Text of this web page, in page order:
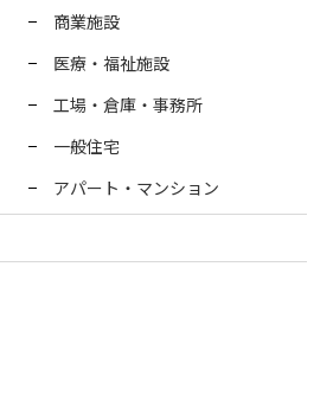
商業施設
医療・福祉施設
工場・倉庫・事務所
一般住宅
アパート・マンション